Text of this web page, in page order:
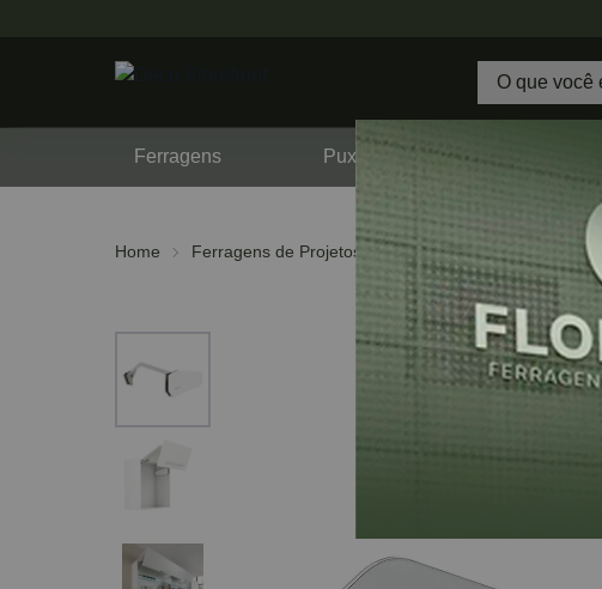
Ferragens Puxadores
Home Ferragens de Projetos Hafele Free